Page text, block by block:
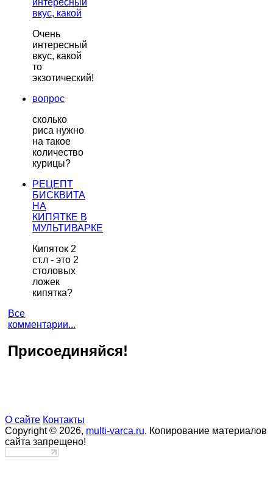
интересный
вкус, какой
Очень
интересный
вкус, какой
то
экзотический!
вопрос
сколько
риса нужно
на такое
количество
курицы?
РЕЦЕПТ
БИСКВИТА
НА
КИПЯТКЕ В
МУЛЬТИВАРКЕ
Кипяток 2
ст.л - это 2
столовых
ложек
кипятка?
Все
комментарии...
Присоединяйся!
О сайте Контакты
Copyright © 2026, multi-varca.ru. Копирование материалов
сайта запрещено!